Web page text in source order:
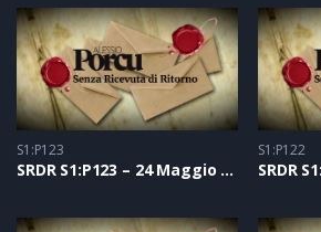
S1:P123
SRDR S1:P123 – 24 Maggio 2021
S1:P122